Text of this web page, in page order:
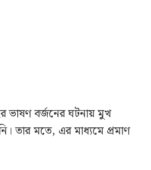
ভাষণ বর্জনের ঘটনায় মুখ
তার মতে, এর মাধ্যমে প্রমাণ